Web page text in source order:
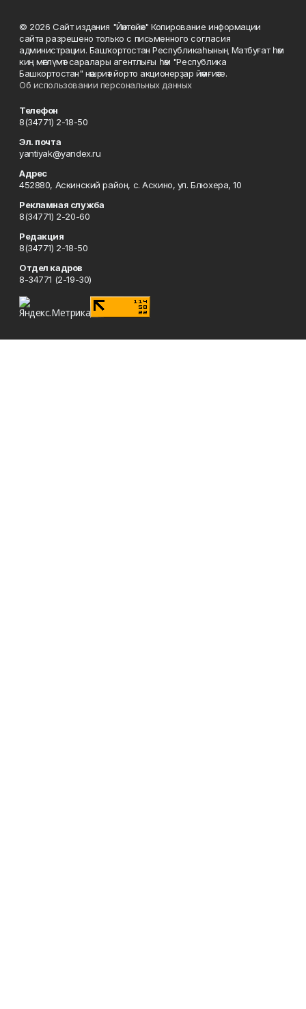
© 2026 Сайт издания "Йәнтөйәк" Копирование информации
сайта разрешено только с письменного согласия
администрации. Башҡортостан Республикаһының Матбуғат һәм
киң мәғлүмәт саралары агентлығы һәм "Республика
Башкортостан" нәшриәт йорто акционерҙар йәмғиәте.
Об использовании персональных данных
Телефон
8(34771) 2-18-50
Эл. почта
yantiyak@yandex.ru
Адрес
452880, Аскинский район, с. Аскино, ул. Блюхера, 10
Рекламная служба
8(34771) 2-20-60
Редакция
8(34771) 2-18-50
Отдел кадров
8-34771 (2-19-30)